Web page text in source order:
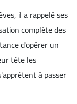
il a rappelé ses
complète des
d'opérer un
tête les
à passer